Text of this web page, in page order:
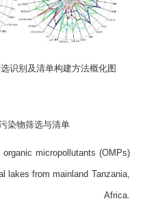
识别及清单构建方法概化图
染物筛选与清单
micropollutants (OMPs)
lakes from mainland Tanzania,